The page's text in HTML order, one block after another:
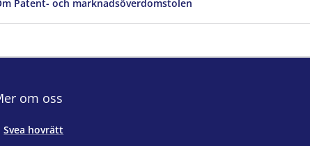
Patent- och marknadsöverdomstolen
om oss
Svea hovrätt